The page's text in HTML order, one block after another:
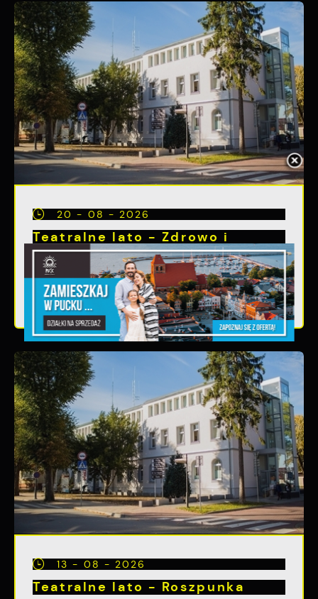
20 - 08 - 2026
Teatralne lato - Zdrowo i
kolorowo
13 - 08 - 2026
Teatralne lato - Roszpunka